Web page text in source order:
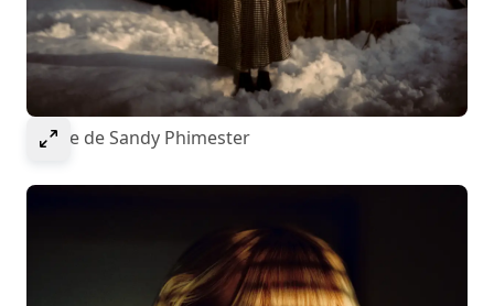
Select to expand image
Image de Sandy Phimester